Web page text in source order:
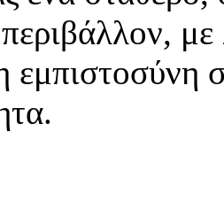
εμπιστοσύνη